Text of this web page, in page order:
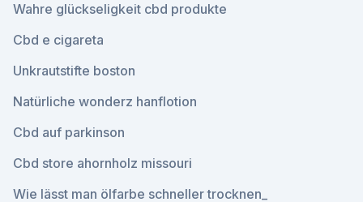
Wahre glückseligkeit cbd produkte
Cbd e cigareta
Unkrautstifte boston
Natürliche wonderz hanflotion
Cbd auf parkinson
Cbd store ahornholz missouri
Wie lässt man ölfarbe schneller trocknen_